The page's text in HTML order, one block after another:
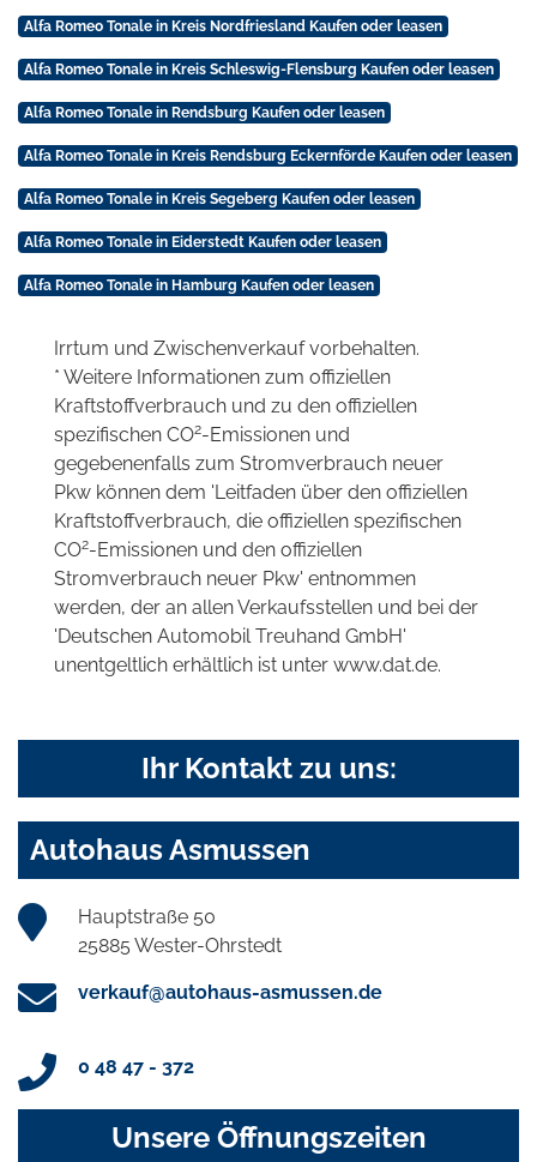
Alfa Romeo Tonale in Kreis Nordfriesland Kaufen oder leasen
Alfa Romeo Tonale in Kreis Schleswig-Flensburg Kaufen oder leasen
Alfa Romeo Tonale in Rendsburg Kaufen oder leasen
Alfa Romeo Tonale in Kreis Rendsburg Eckernförde Kaufen oder leasen
Alfa Romeo Tonale in Kreis Segeberg Kaufen oder leasen
Alfa Romeo Tonale in Eiderstedt Kaufen oder leasen
Alfa Romeo Tonale in Hamburg Kaufen oder leasen
Irrtum und Zwischenverkauf vorbehalten.
* Weitere Informationen zum offiziellen
Kraftstoffverbrauch und zu den offiziellen
spezifischen CO2-Emissionen und
gegebenenfalls zum Stromverbrauch neuer
Pkw können dem 'Leitfaden über den offiziellen
Kraftstoffverbrauch, die offiziellen spezifischen
CO2-Emissionen und den offiziellen
Stromverbrauch neuer Pkw' entnommen
werden, der an allen Verkaufsstellen und bei der
'Deutschen Automobil Treuhand GmbH'
unentgeltlich erhältlich ist unter www.dat.de.
Ihr Kontakt zu uns:
Autohaus Asmussen
Hauptstraße 50
25885 Wester-Ohrstedt
verkauf@autohaus-asmussen.de
0 48 47 - 372
Unsere Öffnungszeiten